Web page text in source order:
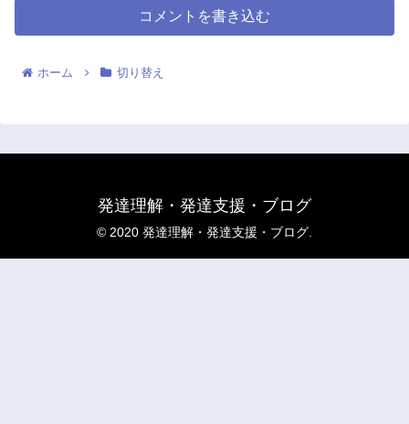
コメントを書き込む
ホーム 切り替え
発達理解・発達支援・ブログ
© 2020 発達理解・発達支援・ブログ.